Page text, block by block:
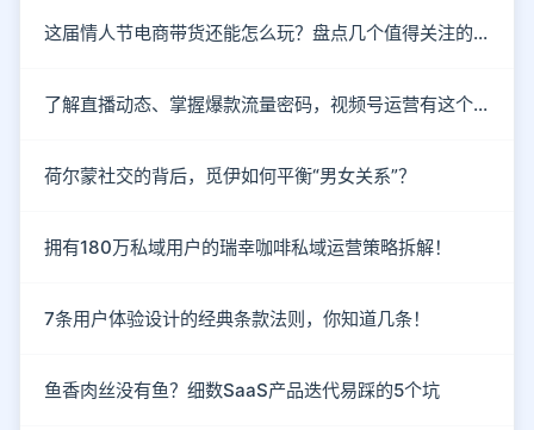
这届情人节电商带货还能怎么玩？盘点几个值得关注的新趋势
了解直播动态、掌握爆款流量密码，视频号运营有这个就够了！
荷尔蒙社交的背后，觅伊如何平衡“男女关系”？
拥有180万私域用户的瑞幸咖啡私域运营策略拆解！
7条用户体验设计的经典条款法则，你知道几条！
鱼香肉丝没有鱼？细数SaaS产品迭代易踩的5个坑